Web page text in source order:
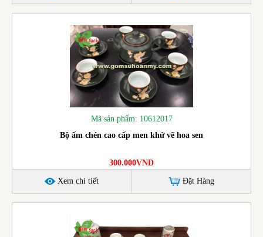
Mã sản phẩm: 10612017
Bộ ấm chén cao cấp men khử vẽ hoa sen
300.000VND
Xem chi tiết Đặt Hàng